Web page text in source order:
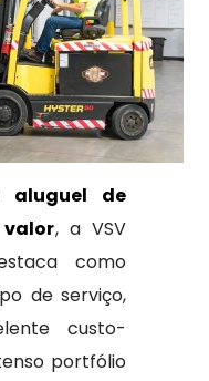
aluguel de
, a VSV
como
de serviço,
custo-
portfólio